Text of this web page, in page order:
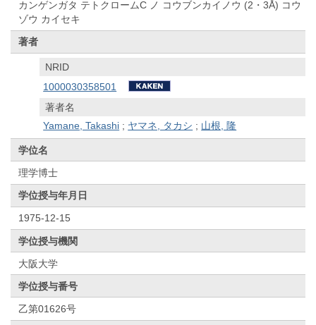
カンゲンガタ テトクロームC ノ コウブンカイノウ (2・3Å) コウ
ゾウ カイセキ
著者
NRID
1000030358501
著者名
Yamane, Takashi ; ヤマネ, タカシ ; 山根, 隆
学位名
理学博士
学位授与年月日
1975-12-15
学位授与機関
大阪大学
学位授与番号
乙第01626号